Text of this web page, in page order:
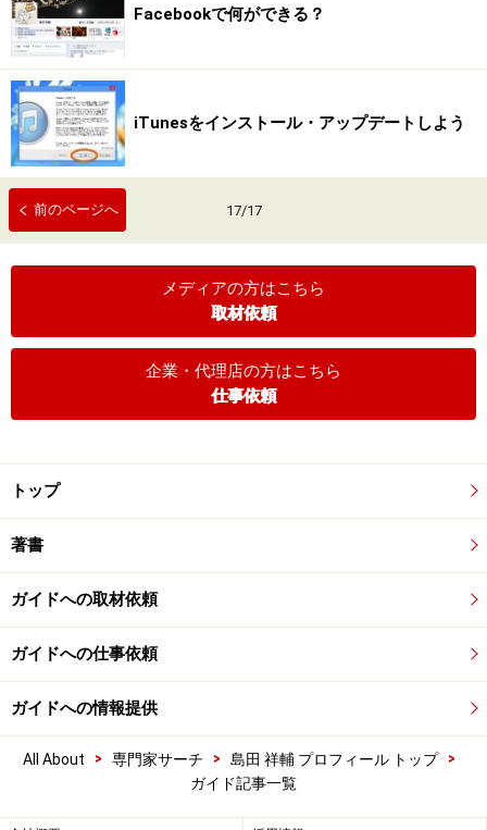
Facebookで何ができる？
iTunesをインストール・アップデートしよう
前のページへ 17/17
メディアの方はこちら
取材依頼
企業・代理店の方はこちら
仕事依頼
トップ
著書
ガイドへの取材依頼
ガイドへの仕事依頼
ガイドへの情報提供
All About > 専門家サーチ > 島田 祥輔 プロフィール トップ
>
ガイド記事一覧